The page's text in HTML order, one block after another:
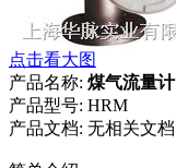
点击看大图
产品名称: 煤气流量计
产品型号: HRM
产品文档: 无相关文档